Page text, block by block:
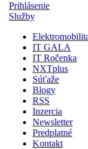
Prihlásenie
Služby
IT GALA
IT Ročenka
NXTplus
Súťaže
Blogy
RSS
Inzercia
Newsletter
Predplatné
Kontakt